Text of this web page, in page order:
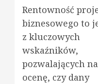
Rentowność
biznesowego to
z kluczowych
wskaźników,
pozwalających na
ocenę, czy dany